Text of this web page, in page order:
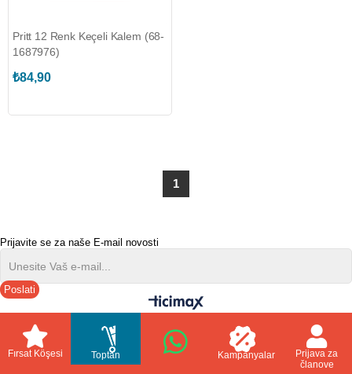
Pritt 12 Renk Keçeli Kalem (68-
1687976)
₺84,90
1
Prijavite se za naše E-mail novosti
Poslati
Fırsat Köşesi Toptan Kampanyalar
Prijava za
članove